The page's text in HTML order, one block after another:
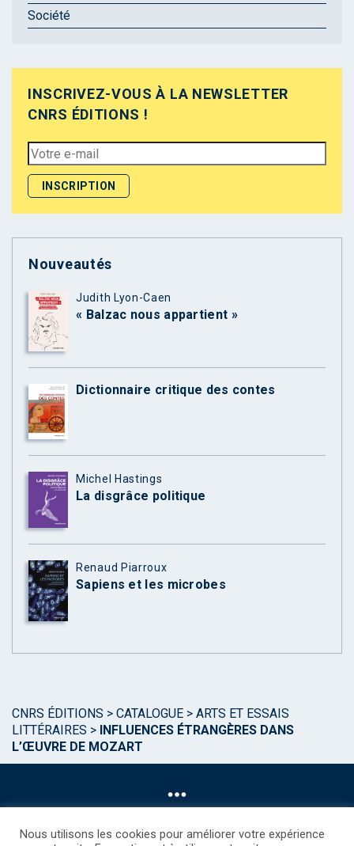
Société
INSCRIVEZ-VOUS À LA NEWSLETTER
CNRS ÉDITIONS !
Nouveautés
Judith Lyon-Caen
« Balzac nous appartient »
Dictionnaire critique des contes
Michel Hastings
La disgrâce politique
Renaud Piarroux
Sapiens et les microbes
CNRS ÉDITIONS > CATALOGUE > ARTS ET ESSAIS
LITTÉRAIRES > INFLUENCES ÉTRANGÈRES DANS
L’ŒUVRE DE MOZART
Nous utilisons les cookies pour améliorer votre expérience